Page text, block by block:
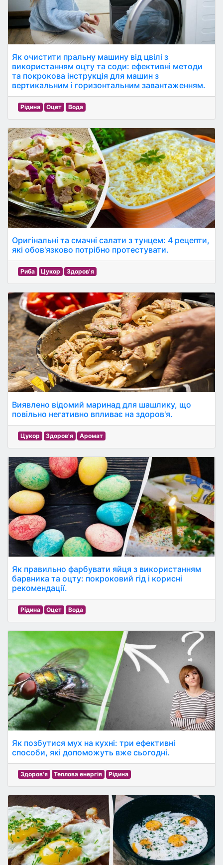
Як очистити пральну машину від цвілі з
використанням оцту та соди: ефективні методи
та покрокова інструкція для машин з
вертикальним і горизонтальним завантаженням.
Рідина Оцет Вода
Оригінальні та смачні салати з тунцем: 4 рецепти,
які обов'язково потрібно протестувати.
Риба Цукор Здоров'я
Виявлено відомий маринад для шашлику, що
повільно негативно впливає на здоров'я.
Цукор Здоров'я Аромат
Як правильно фарбувати яйця з використанням
барвника та оцту: покроковий гід і корисні
рекомендації.
Рідина Оцет Вода
Як позбутися мух на кухні: три ефективні
способи, які допоможуть вже сьогодні.
Здоров'я Теплова енергія Рідина